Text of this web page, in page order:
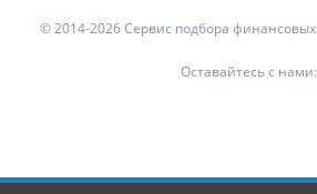
© 2014-2026 Сервис подбора
Оставайтесь с нами: